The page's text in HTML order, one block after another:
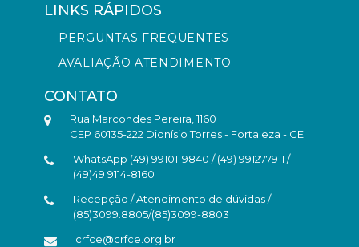
LINKS RÁPIDOS
PERGUNTAS FREQUENTES
AVALIAÇÃO ATENDIMENTO
CONTATO
Rua Marcondes Pereira, 1160
CEP 60135-222 Dionísio Torres - Fortaleza - CE
WhatsApp (49) 99101-9840 / (49) 991277911 /
(49)49 9114-8160
Recepção / Atendimento de dúvidas /
(85)3099.8805/(85)3099-8803
crfce@crfce.org.br